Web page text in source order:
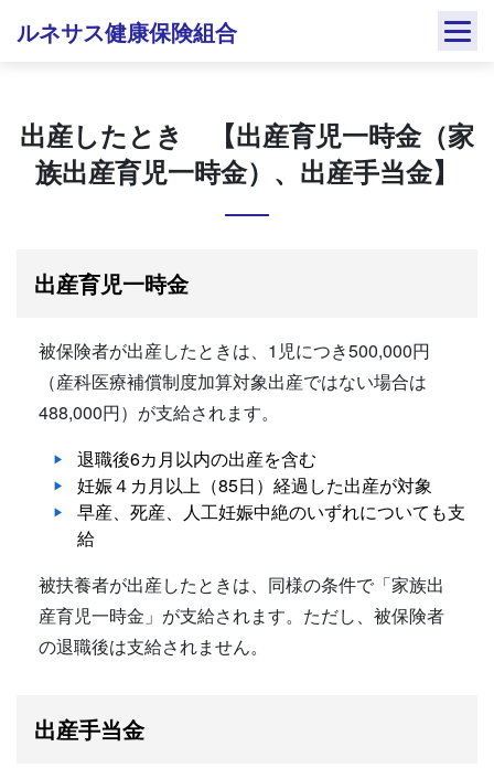
ルネサス健康保険組合
出産したとき 【出産育児一時金（家
族出産育児一時金）、出産手当金】
出産育児一時金
被保険者が出産したときは、1児につき500,000円
（産科医療補償制度加算対象出産ではない場合は
488,000円）が支給されます。
退職後6カ月以内の出産を含む
妊娠４カ月以上（85日）経過した出産が対象
早産、死産、人工妊娠中絶のいずれについても支
給
被扶養者が出産したときは、同様の条件で「家族出
産育児一時金」が支給されます。ただし、被保険者
の退職後は支給されません。
出産手当金